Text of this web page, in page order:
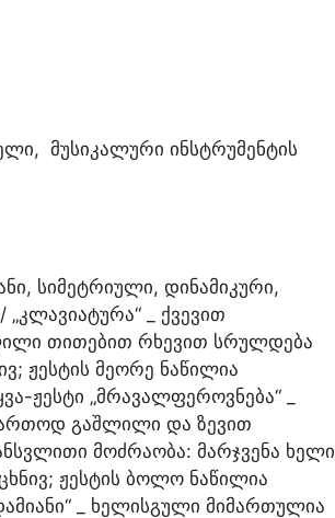
მუსიკალური ინსტრუმენტის
სიმეტრიული, დინამიკური,
„კლავიატურა“ _ ქვევით
თითებით რხევით სრულდება
ჟესტის მეორე ნაწილია
ჟესტი „მრავალფეროვნება“ _
გაშლილი და ზევით
მოძრაობა: მარჯვენა ხელი
ჟესტის ბოლო ნაწილია
_ ხელისგული მიმართულია